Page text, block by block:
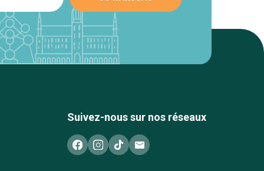
Suivez-nous sur nos réseaux